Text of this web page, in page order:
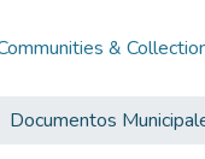
&
Documentos